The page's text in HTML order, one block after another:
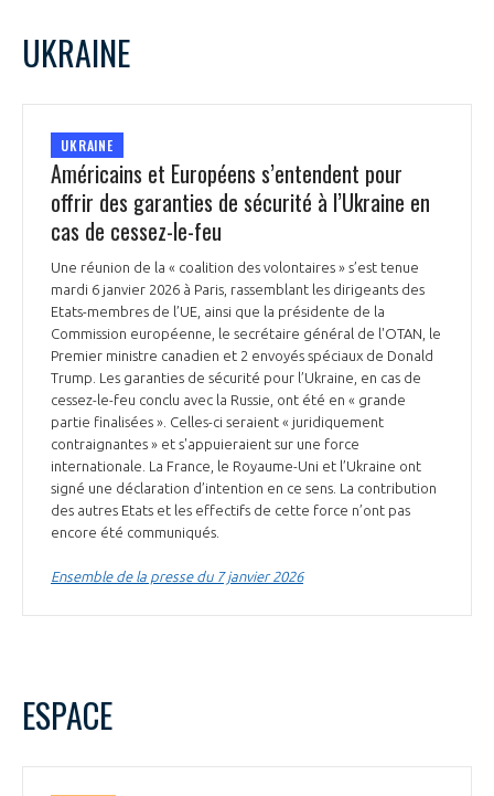
UKRAINE
UKRAINE
Américains et Européens s’entendent pour
offrir des garanties de sécurité à l’Ukraine en
cas de cessez-le-feu
Une réunion de la « coalition des volontaires » s’est tenue
mardi 6 janvier 2026 à Paris, rassemblant les dirigeants des
Etats-membres de l’UE, ainsi que la présidente de la
Commission européenne, le secrétaire général de l'OTAN, le
Premier ministre canadien et 2 envoyés spéciaux de Donald
Trump. Les garanties de sécurité pour l’Ukraine, en cas de
cessez-le-feu conclu avec la Russie, ont été en « grande
partie finalisées ». Celles-ci seraient « juridiquement
contraignantes » et s'appuieraient sur une force
internationale. La France, le Royaume-Uni et l’Ukraine ont
signé une déclaration d’intention en ce sens. La contribution
des autres Etats et les effectifs de cette force n’ont pas
encore été communiqués.
Ensemble de la presse du 7 janvier 2026
ESPACE